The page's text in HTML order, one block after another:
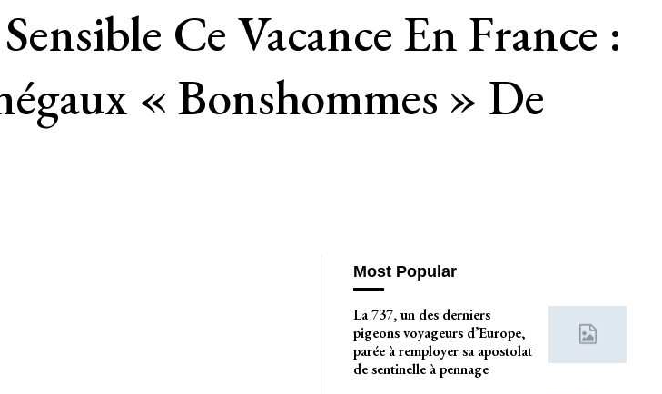
Ce Vacance En France :
« Bonshommes » De
Most Popular
La 737, un des derniers
pigeons voyageurs d’Europe,
parée à remployer sa apostolat
de sentinelle à pennage